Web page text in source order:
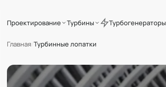
Проектирование Турбины Турбогенераторы
Главная Турбинные лопатки